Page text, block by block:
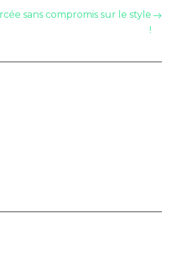
sans compromis sur le style
!